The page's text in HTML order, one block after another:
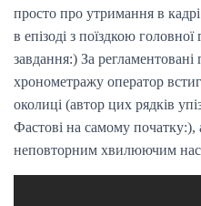
просто про утримання в
в епізоді з поїздкою
завдання:) За
хронометражу оператор
околиці (автор цих рядків
Фастові на самому початку:),
неповторним хвилюючим